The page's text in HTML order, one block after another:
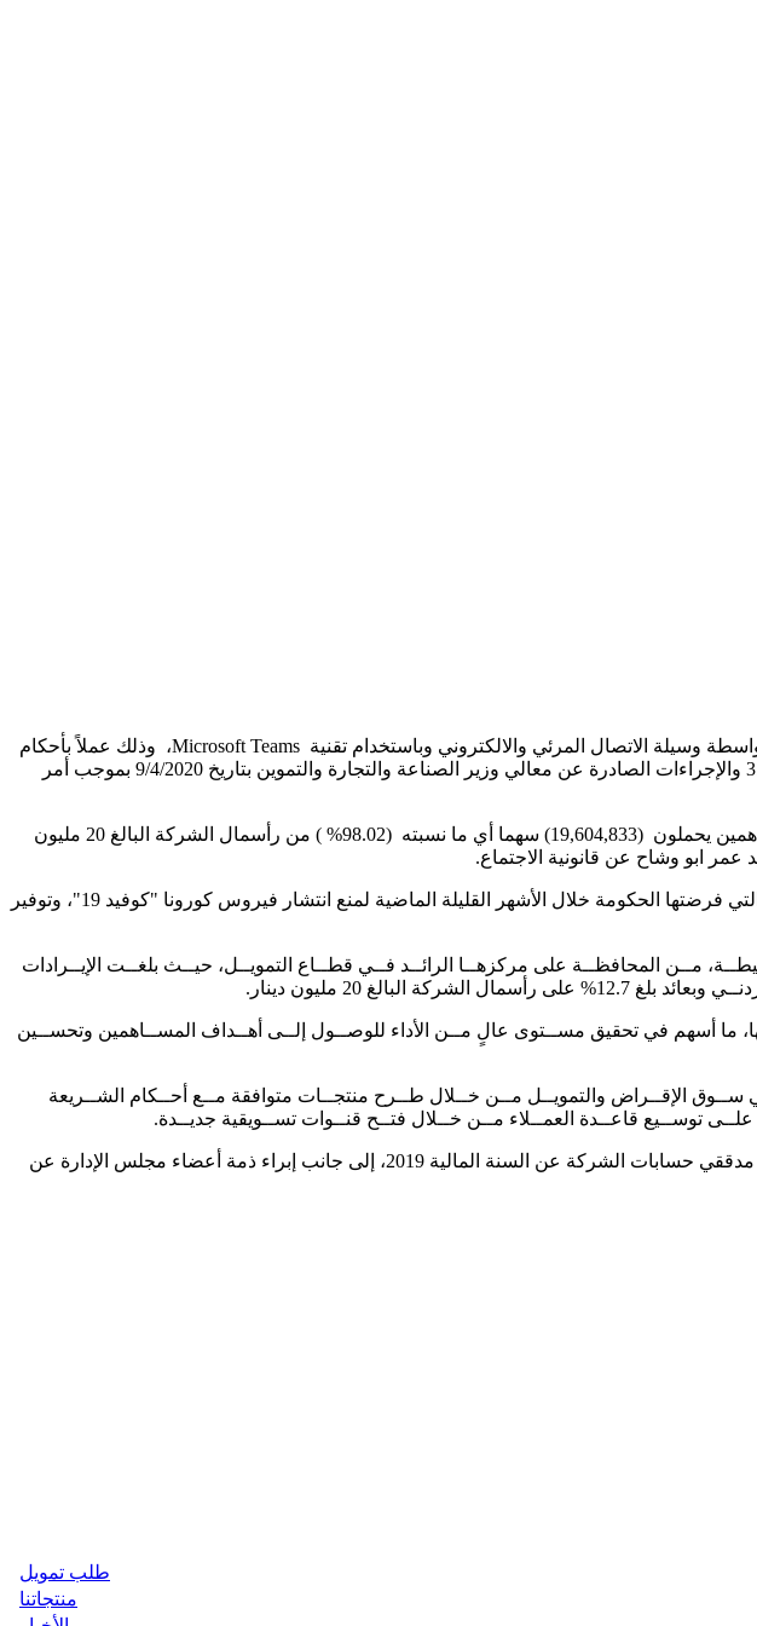
عقدت الهيئة العامة لشركة بندار للتجارة والاستثمار، اجتماعها السنوي العادي يوم الأربعاء الموافق 27/5/2020، بواسطة وسيلة الاتصال المرئي والالكتروني وباستخدام تقنية Microsoft Teams، وذلك عملاً بأحكام
قانون الدفاع رقم (13) لسنة 1992 وأمر الدفاع رقم (5) لسنة 2020 المنشور في الجريدة الرسمية بتاريخ 31/3/2020 والإجراءات الصادرة عن معالي وزير الصناعة والتجارة والتموين بتاريخ 9/4/2020 بموجب أمر
وعُقد الاجتماع برئاسة رئيس مجلس إدارة شركة بندار للتجارة والاستثمار، المهندس عمر أبو وشاح، وبحضور مساهمين يحملون (19,604,833) سهما أي ما نسبته (98.02% ) من رأسمال الشركة البالغ 20 مليون
وفي بداية الاجتماع، أعرب المهندس أبو وشاح عن تقدير شركة بندار عالياً للإجراءات الاحترازية والتدابير الوقائية التي فرضتها الحكومة خلال الأشهر القليلة الماضية لمنع انتشار فيروس كورونا "كوفيد 19"، وتوفير
خــلال العــام2019، ورغــم جميــع الظــروف المحيطــة، مــن المحافظــة على مركزهــا الرائــد فــي قطــاع التمويــل، حيــث بلغــت الإيــرادات
بين مصــادر الأمــوال واســتخداماتها، ما أسهم في تحقيق مســتوى عالٍ مــن الأداء للوصــول إلــى أهــداف المســاهمين وتحســين
أن "بندار" تسعى خلال العام 2020 إلــى تعزيــز دورهــا فــي ســوق الإقــراض والتمويــل مــن خــلال طــرح منتجــات متوافقة مــع أحــكام الشــريعة
توســيع قاعــدة العمــلاء مــن خــلال فتــح قنــوات تســويقية جديــدة.
وصادقت الهيئة العامة على تقرير مجلس الإدارة عن السنة المالية 2019 وخطة عمل الشركة المستقبلية، وتقرير مدققي حسابات الشركة عن السنة المالية 2019، إلى جانب إبراء ذمة أعضاء مجلس الإدارة عن
طلب تمويل
منتجاتنا